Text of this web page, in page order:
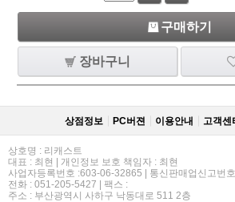
구매하기
장바구니
상점정보 PC버젼 이용안내 고객센
상호명 : 리캐스트
대표 : 최현 | 개인정보 보호 책임자 : 최현
사업자등록번호 :603-06-32865 | 통신판매업신고번
전화 : 051-205-5427 | 팩스 :
주소 : 부산광역시 사하구 낙동대로 511 2층